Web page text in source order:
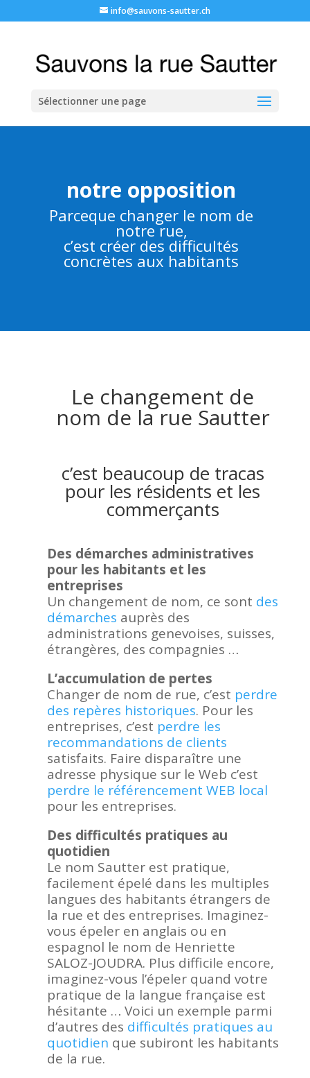
info@sauvons-sautter.ch
Sélectionner une page
notre opposition
Parceque changer le nom de
notre rue,
c’est créer des difficultés
concrètes aux habitants
Le changement de
nom de la rue Sautter
c’est beaucoup de tracas
pour les résidents et les
commerçants
Des démarches administratives
pour les habitants et les
entreprises
Un changement de nom, ce sont des
démarches auprès des
administrations genevoises, suisses,
étrangères, des compagnies …
L’accumulation de pertes
Changer de nom de rue, c’est perdre
des repères historiques. Pour les
entreprises, c’est perdre les
recommandations de clients
satisfaits. Faire disparaître une
adresse physique sur le Web c’est
perdre le référencement WEB local
pour les entreprises.
Des difficultés pratiques au
quotidien
Le nom Sautter est pratique,
facilement épelé dans les multiples
langues des habitants étrangers de
la rue et des entreprises. Imaginez-
vous épeler en anglais ou en
espagnol le nom de Henriette
SALOZ-JOUDRA. Plus difficile encore,
imaginez-vous l’épeler quand votre
pratique de la langue française est
hésitante … Voici un exemple parmi
d’autres des difficultés pratiques au
quotidien que subiront les habitants
de la rue.